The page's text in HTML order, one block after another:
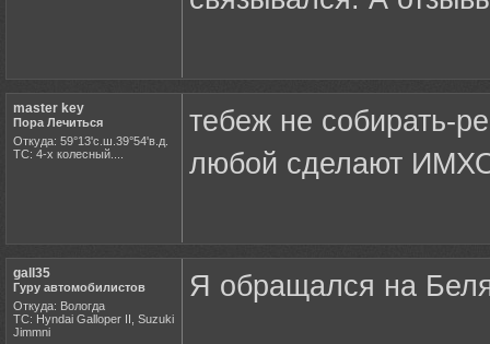
master key
Пора Лечиться
Откуда: 59°13'с.ш.39°54'в.д.
ТС: 4-х колесный....
тебеж не собирать-
любой сделают
gall35
Гуру автомобилистов
Откуда: Вологда
ТС: Hyndai Galloper II, Suzuki
Jimmni
Я обращался на